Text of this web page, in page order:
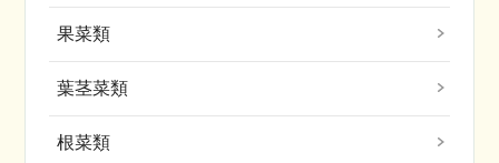
果菜類
葉茎菜類
根菜類